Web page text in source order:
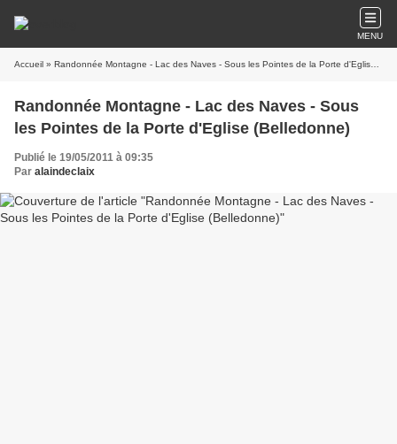
MENU
Accueil » Randonnée Montagne - Lac des Naves - Sous les Pointes de la Porte d'Eglise (Belledonne)
Randonnée Montagne - Lac des Naves - Sous
les Pointes de la Porte d'Eglise (Belledonne)
Publié le 19/05/2011 à 09:35
Par alaindeclaix